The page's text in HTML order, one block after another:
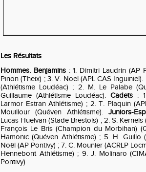
Les Résultats
Hommes. Benjamins: 1. Dimitri Laudrin (AP
Pinon (Theix) ; 3. V. Noel (APL CAS Inguiniel).
(Athlétisme Loudéac) ; 2. M. Le Palabe
Guillaume (Athlétisme Loudéac). Cadets :
Larmor Estran Athlétisme) ; 2. T. Plaquin
Mouillour (Quéven Athlétisme). Juniors-
Lucas Huelvan (Stade Brestois) ; 2. S.
François Le Bris (Champion du Morbihan)
Hamonic (Quéven Athlétisme) ; 5. H. Guillo
Noël (AP Pontivy) ; 7. C. Mounier (ACRLP
Hennebont Athlétisme) ; 9. J. Molinaro
Pontivy)